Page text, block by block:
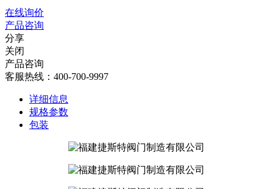
在线询价
产品咨询
分享
关闭
产品咨询
客服热线：400-700-9997
详细信息
规格参数
包装